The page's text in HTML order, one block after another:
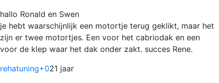
hallo Ronald en Swen
je hebt waarschijnlijk een motortje terug geklikt, maar het
zijn er twee motortjes. Een voor het cabriodak en een
voor de klep waar het dak onder zakt. succes Rene.
rehatuning+021 jaar